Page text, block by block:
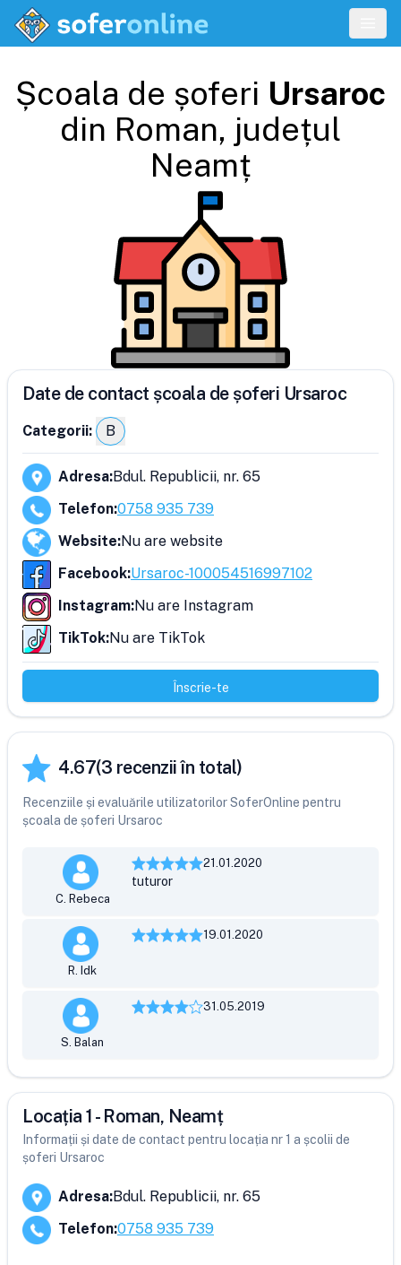
Școala de șoferi Ursaroc
din Roman, județul
Neamț
Date de contact școala de șoferi Ursaroc
Categorii: B
Adresa:Bdul. Republicii, nr. 65
Telefon:0758 935 739
Website:Nu are website
Facebook:Ursaroc-100054516997102
Instagram:Nu are Instagram
TikTok:Nu are TikTok
Înscrie-te
4.67(3 recenzii în total)
Recenziile și evaluările utilizatorilor SoferOnline pentru
școala de șoferi Ursaroc
C. Rebeca
21.01.2020
tuturor
R. Idk
19.01.2020
S. Balan
31.05.2019
Locația 1 - Roman, Neamț
Informații și date de contact pentru locația nr 1 a școlii de
șoferi Ursaroc
Adresa:Bdul. Republicii, nr. 65
Telefon:0758 935 739